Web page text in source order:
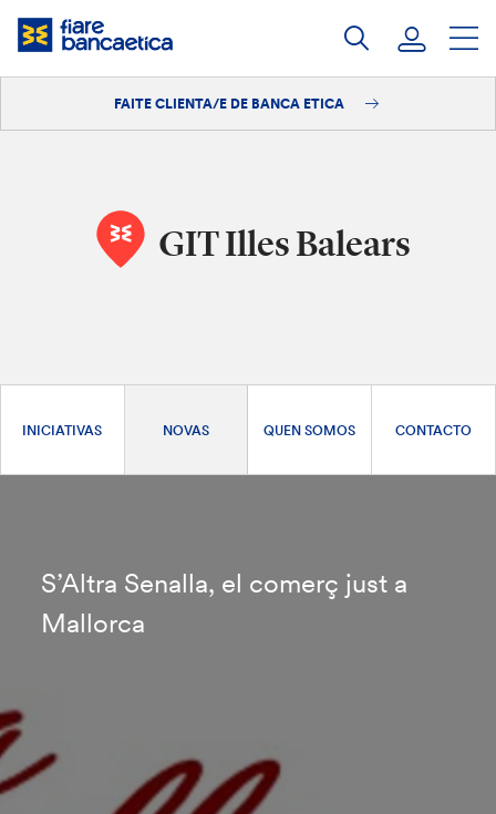
Saltar
FAITE CLIENTA/E DE BANCA ETICA
GIT Illes Balears
INICIATIVAS NOVAS QUEN SOMOS CONTACTO
S’Altra Senalla, el comerç just a
Mallorca